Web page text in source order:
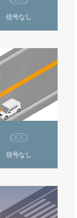
信号なし
信号なし